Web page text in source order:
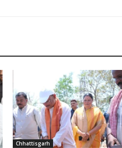
Chhattisgarh